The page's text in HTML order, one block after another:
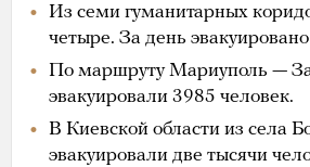
Из семи гуманитарных
четыре. За день
По маршруту Мариуполь —
эвакуировали 3985 человек.
В Киевской области из села
эвакуировали две тысячи